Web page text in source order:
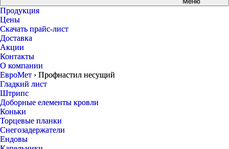
Продукция
Цены
Скачать прайс-лист
Доставка
Акции
Контакты
О компании
ЕвроМет › Профнастил несущий
Гладкий лист
Штрипс
Доборные елементы кровли
Коньки
Торцевые планки
Снегозадержатели
Ендовы